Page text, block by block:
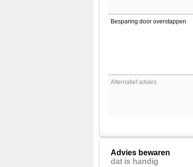
Besparing door overstappen
Alternatief advies
Advies bewaren
dat is handig